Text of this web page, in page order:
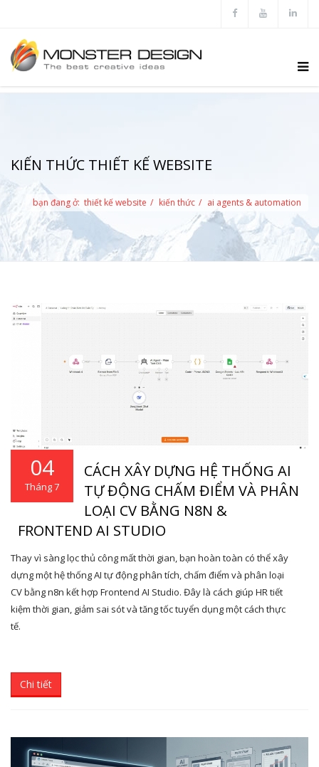
KIẾN THỨC THIẾT KẾ WEBSITE
bạn đang ở: thiết kế website kiến thức ai agents & automation
04
Tháng 7
CÁCH XÂY DỰNG HỆ THỐNG AI
TỰ ĐỘNG CHẤM ĐIỂM VÀ PHÂN
LOẠI CV BẰNG N8N &
FRONTEND AI STUDIO
Thay vì sàng lọc thủ công mất thời gian, bạn hoàn toàn có thể xây
dựng một hệ thống AI tự động phân tích, chấm điểm và phân loại
CV bằng n8n kết hợp Frontend AI Studio. Đây là cách giúp HR tiết
kiệm thời gian, giảm sai sót và tăng tốc tuyển dụng một cách thực
tế.
Chi tiết